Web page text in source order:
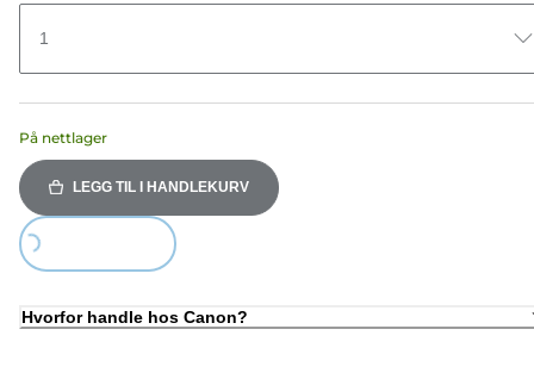
1
På nettlager
LEGG TIL I HANDLEKURV
Loading...
Hvorfor handle hos Canon?